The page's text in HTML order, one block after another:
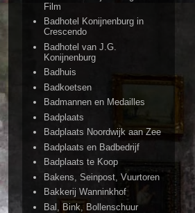
Film
Badhotel Konijnenburg in
Crescendo
Badhotel van J.G.
Konijnenburg
Badhuis
Badkoetsen
Badmannen en Medailles
Badplaats
Badplaats Noordwijk aan Zee
Badplaats en Badbedrijf
Badplaats te Koop
Bakens, Seinpost, Vuurtoren
Bakkerij Wanninkhof
Bal, Bink, Bollenschuur